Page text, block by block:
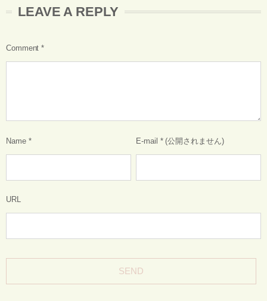
LEAVE A REPLY
Comment *
Name * E-mail *(公開されません)
URL